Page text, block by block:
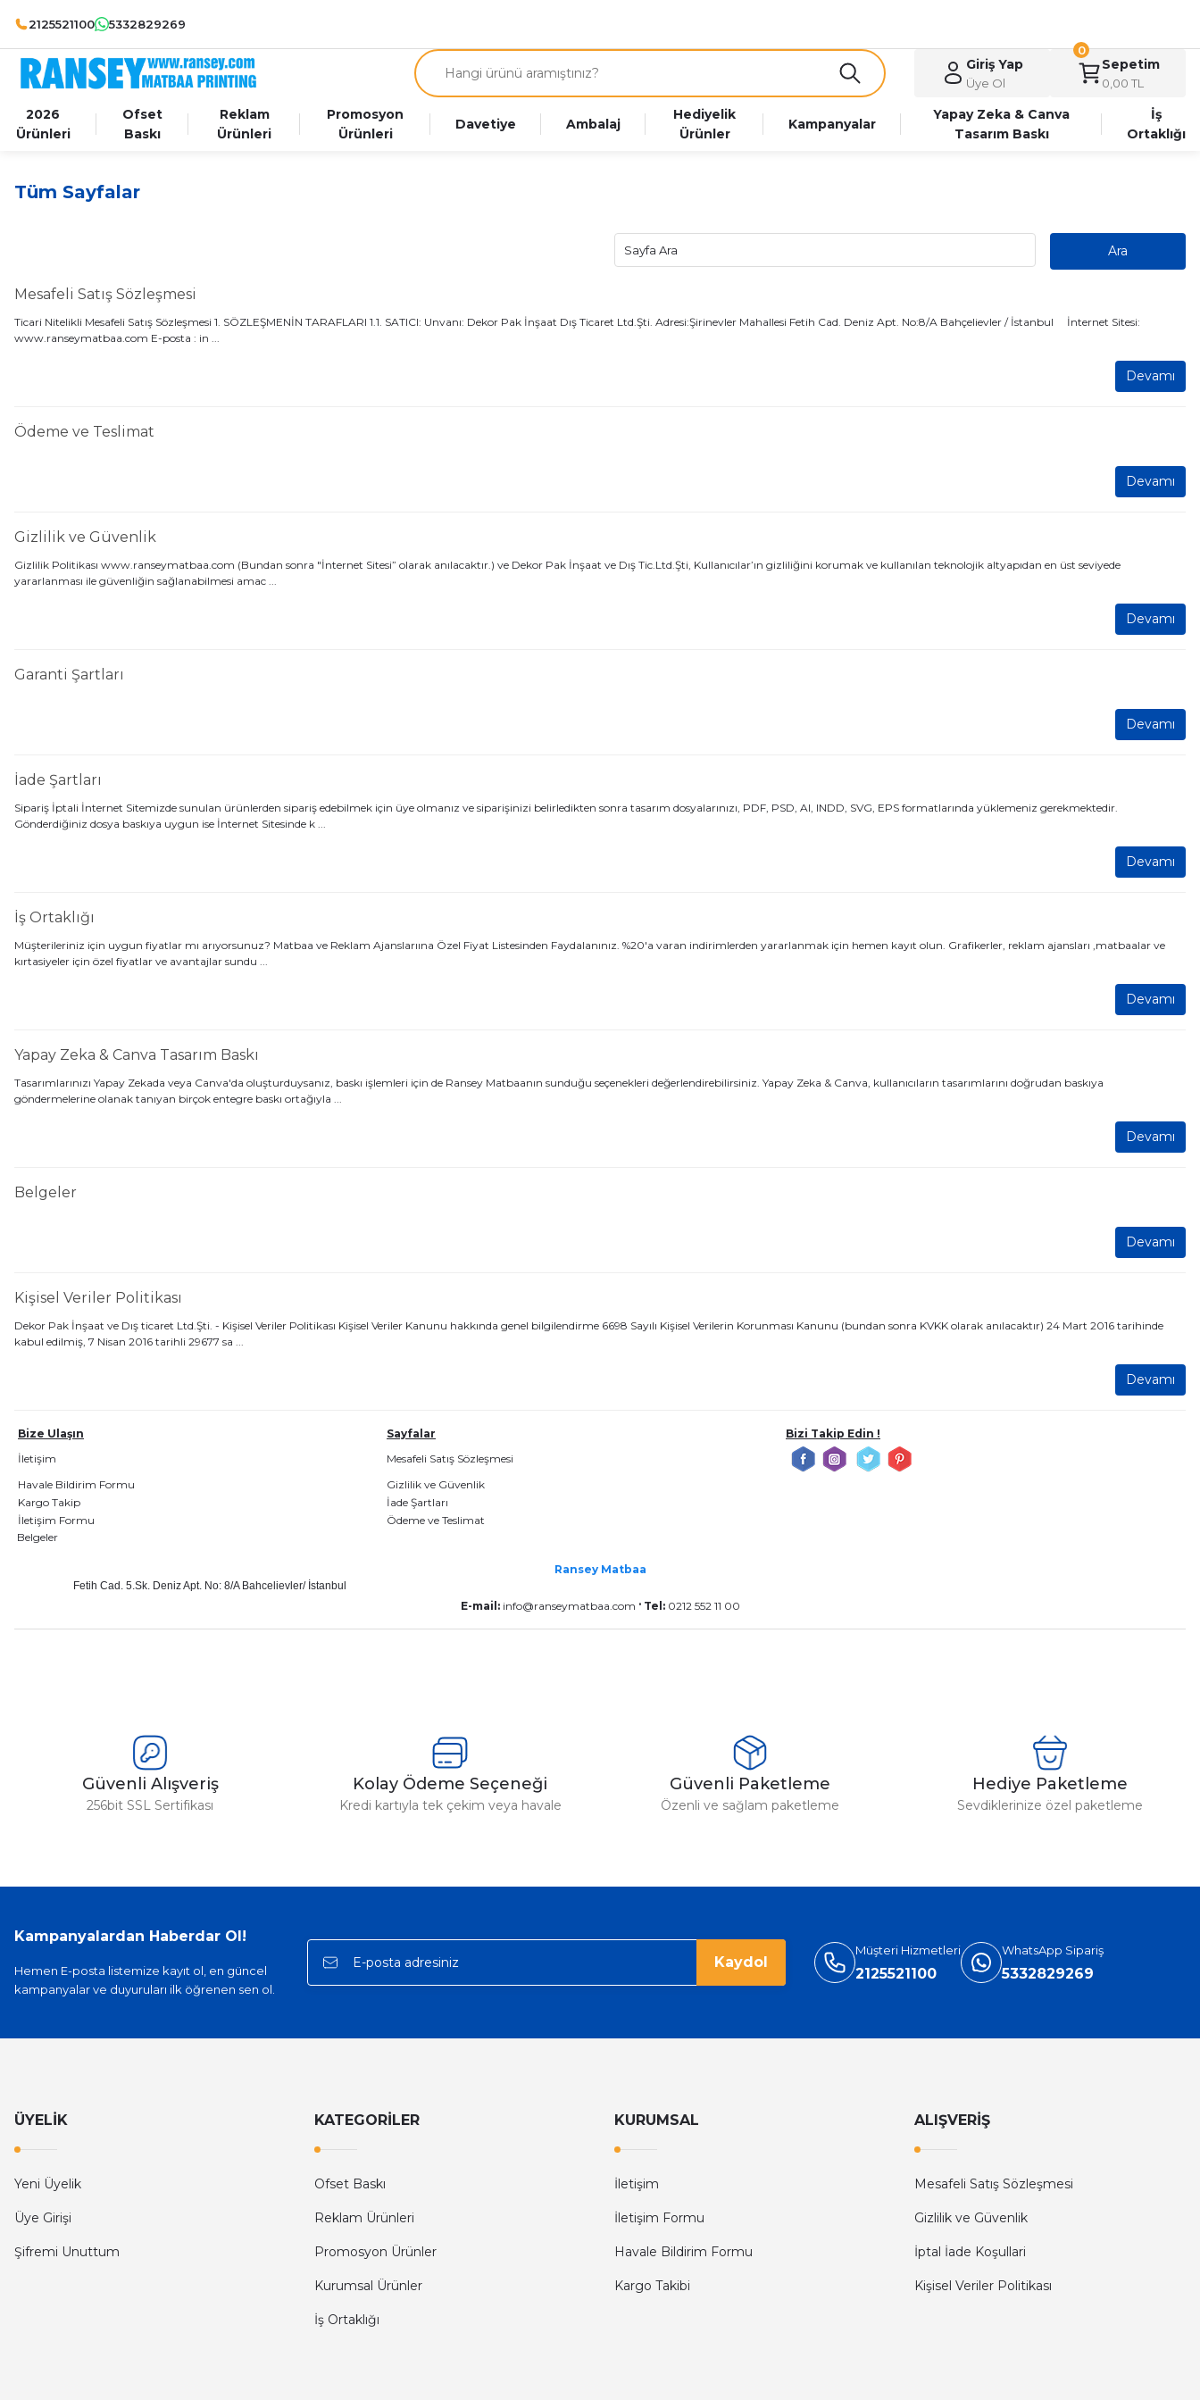
2125521100 5332829269
Giriş Yap
Üye Ol
Sepetim
0,00 TL
0
2026
Ürünleri
Ofset
Baskı
Reklam
Ürünleri
Promosyon
Ürünleri
Davetiye Ambalaj
Hediyelik
Ürünler
Kampanyalar
Yapay Zeka & Canva
Tasarım Baskı
İş
Ortaklığı
Tüm Sayfalar
Mesafeli Satış Sözleşmesi
Ticari Nitelikli Mesafeli Satış Sözleşmesi 1. SÖZLEŞMENİN TARAFLARI 1.1. SATICI: Unvanı: Dekor Pak İnşaat Dış Ticaret Ltd.Şti. Adresi:Şirinevler Mahallesi Fetih Cad. Deniz Apt. No:8/A Bahçelievler / İstanbul İnternet Sitesi:
www.ranseymatbaa.com E-posta : in ...
Devamı
Ödeme ve Teslimat
Devamı
Gizlilik ve Güvenlik
Gizlilik Politikası www.ranseymatbaa.com (Bundan sonra "İnternet Sitesi” olarak anılacaktır.) ve Dekor Pak İnşaat ve Dış Tic.Ltd.Şti, Kullanıcılar’ın gizliliğini korumak ve kullanılan teknolojik altyapıdan en üst seviyede
yararlanması ile güvenliğin sağlanabilmesi amac ...
Devamı
Garanti Şartları
Devamı
İade Şartları
Sipariş İptali İnternet Sitemizde sunulan ürünlerden sipariş edebilmek için üye olmanız ve siparişinizi belirledikten sonra tasarım dosyalarınızı, PDF, PSD, AI, INDD, SVG, EPS formatlarında yüklemeniz gerekmektedir.
Gönderdiğiniz dosya baskıya uygun ise İnternet Sitesinde k ...
Devamı
İş Ortaklığı
Müşterileriniz için uygun fiyatlar mı arıyorsunuz? Matbaa ve Reklam Ajanslarıına Özel Fiyat Listesinden Faydalanınız. %20'a varan indirimlerden yararlanmak için hemen kayıt olun. Grafikerler, reklam ajansları ,matbaalar ve
kırtasiyeler için özel fiyatlar ve avantajlar sundu ...
Devamı
Yapay Zeka & Canva Tasarım Baskı
Tasarımlarınızı Yapay Zekada veya Canva'da oluşturduysanız, baskı işlemleri için de Ransey Matbaanın sunduğu seçenekleri değerlendirebilirsiniz. Yapay Zeka & Canva, kullanıcıların tasarımlarını doğrudan baskıya
göndermelerine olanak tanıyan birçok entegre baskı ortağıyla ...
Devamı
Belgeler
Devamı
Kişisel Veriler Politikası
Dekor Pak İnşaat ve Dış ticaret Ltd.Şti. - Kişisel Veriler Politikası Kişisel Veriler Kanunu hakkında genel bilgilendirme 6698 Sayılı Kişisel Verilerin Korunması Kanunu (bundan sonra KVKK olarak anılacaktır) 24 Mart 2016 tarihinde
kabul edilmiş, 7 Nisan 2016 tarihli 29677 sa ...
Devamı
Bize Ulaşın Sayfalar
Bizi Takip Edin !
İletişim
Mesafeli Satış Sözleşmesi
Havale Bildirim Formu
Gizlilik ve Güvenlik
Kargo Takip
İade Şartları
İletişim Formu
Ödeme ve Teslimat
Belgeler
Ransey Matbaa
Fetih Cad. 5.Sk. Deniz Apt. No: 8/A Bahcelievler/ İstanbul
E-mail:info@ranseymatbaa.com . Tel:0212 552 11 00
Güvenli Alışveriş
256bit SSL Sertifikası
Kolay Ödeme Seçeneği
Kredi kartıyla tek çekim veya havale
Güvenli Paketleme
Özenli ve sağlam paketleme
Hediye Paketleme
Sevdiklerinize özel paketleme
Kampanyalardan Haberdar Ol!
Hemen E-posta listemize kayıt ol, en güncel
kampanyalar ve duyuruları ilk öğrenen sen ol.
Kaydol
Müşteri Hizmetleri
2125521100
WhatsApp Sipariş
5332829269
ÜYELİK
Yeni Üyelik
Üye Girişi
Şifremi Unuttum
KATEGORİLER
Ofset Baskı
Reklam Ürünleri
Promosyon Ürünler
Kurumsal Ürünler
İş Ortaklığı
KURUMSAL
İletişim
İletişim Formu
Havale Bildirim Formu
Kargo Takibi
ALIŞVERİŞ
Mesafeli Satış Sözleşmesi
Gizlilik ve Güvenlik
İptal İade Koşullari
Kişisel Veriler Politikası